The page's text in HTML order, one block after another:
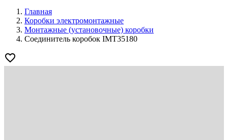
Главная
Коробки электромонтажные
Монтажные (установочные) коробки
Соединитель коробок IMT35180
favorite_border